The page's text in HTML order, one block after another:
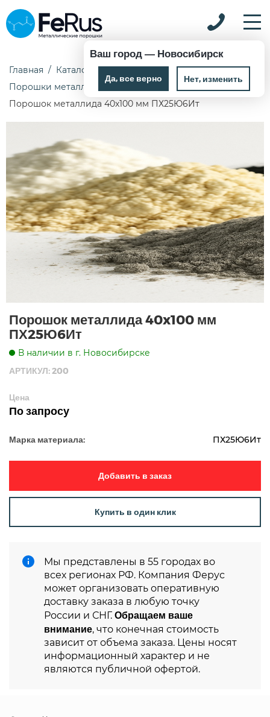
Ваш город — Новосибирск
Да, все верно Нет, изменить
Главная Каталог
Металлические порошки
Порошки металлидов
Порошок металлида 40x100 мм ПХ25Ю6Ит
Порошок металлида 40x100 мм
ПХ25Ю6Ит
В наличии в г. Новосибирске
АРТИКУЛ: 200
Цена
По запросу
Марка материала: ПХ25Ю6Ит
Добавить в заказ
Купить в один клик
Мы представлены в 55 городах во
всех регионах РФ. Компания Ферус
может организовать оперативную
доставку заказа в любую точку
России и СНГ. Обращаем ваше
внимание, что конечная стоимость
зависит от объема заказа. Цены носят
информационный характер и не
являются публичной офертой.